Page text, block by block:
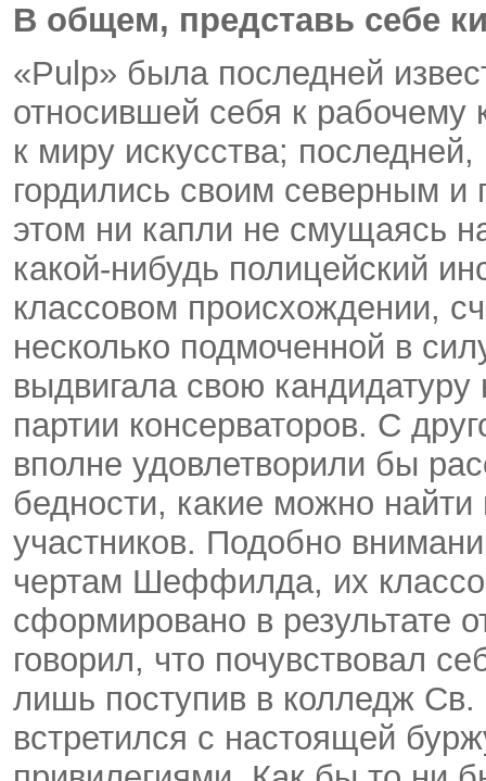
В общем, представь себе
«Pulp» была последней
относившей себя к рабочему
к миру искусства;
гордились своим северным
этом ни капли не смущаясь
какой-нибудь полицейский
классовом происхождении,
несколько подмоченной в
выдвигала свою
партии консерваторов. С
вполне удовлетворили бы
бедности, какие можно
участников. Подобно
чертам Шеффилда, их
сформировано в результате
говорил, что почувствовал
лишь поступив в колледж
встретился с настоящей